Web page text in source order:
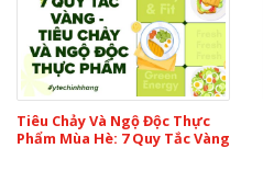
Tiêu Chảy Và Ngộ Độc Thực
Phẩm Mùa Hè: 7 Quy Tắc Vàng